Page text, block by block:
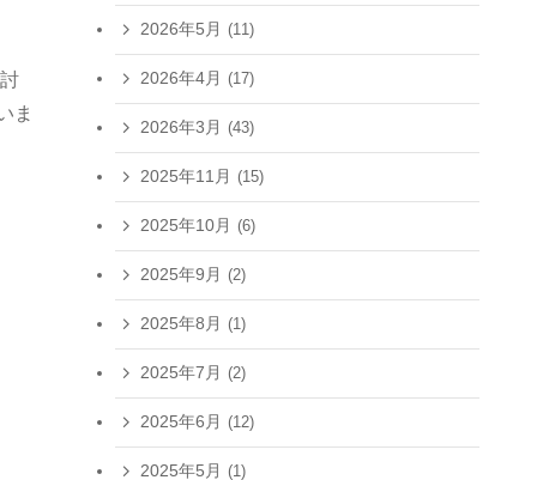
ま
2026年5月 (11)
2026年4月 (17)
2026年3月 (43)
2025年11月 (15)
2025年10月 (6)
2025年9月 (2)
2025年8月 (1)
2025年7月 (2)
2025年6月 (12)
2025年5月 (1)